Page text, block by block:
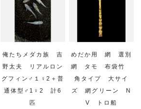
俺たちメダカ族 吉
野太夫 リアルロン
グフィン♂１♀2＋普
通体型♂1♀2 計6
匹
めだか用 網 選別
網 タモ 布袋竹
角タイプ 大サイ
ズ 網グリーン N
V トロ船